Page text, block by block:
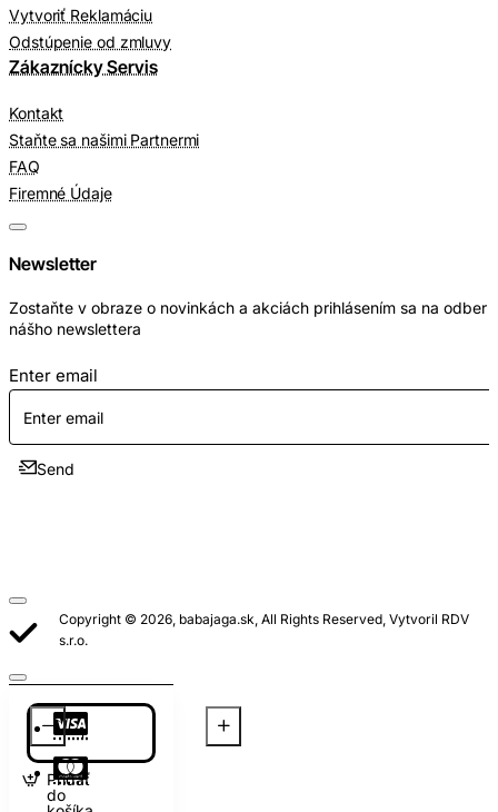
Pridať
do
Vytvoriť Reklamáciu
Odstúpenie od zmluvy
Zákaznícky Servis
Kontakt
Staňte sa našimi Partnermi
FAQ
Firemné Údaje
Newsletter
Zostaňte v obraze o novinkách a akciách prihlásením sa na odber
nášho newslettera
Enter email
Send
Copyright © 2026, babajaga.sk, All Rights Reserved, Vytvoril RDV
s.r.o.